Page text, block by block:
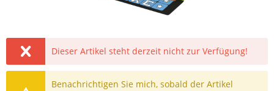
Dieser Artikel steht derzeit nicht zur Verfügung!
Benachrichtigen Sie mich, sobald der Artikel